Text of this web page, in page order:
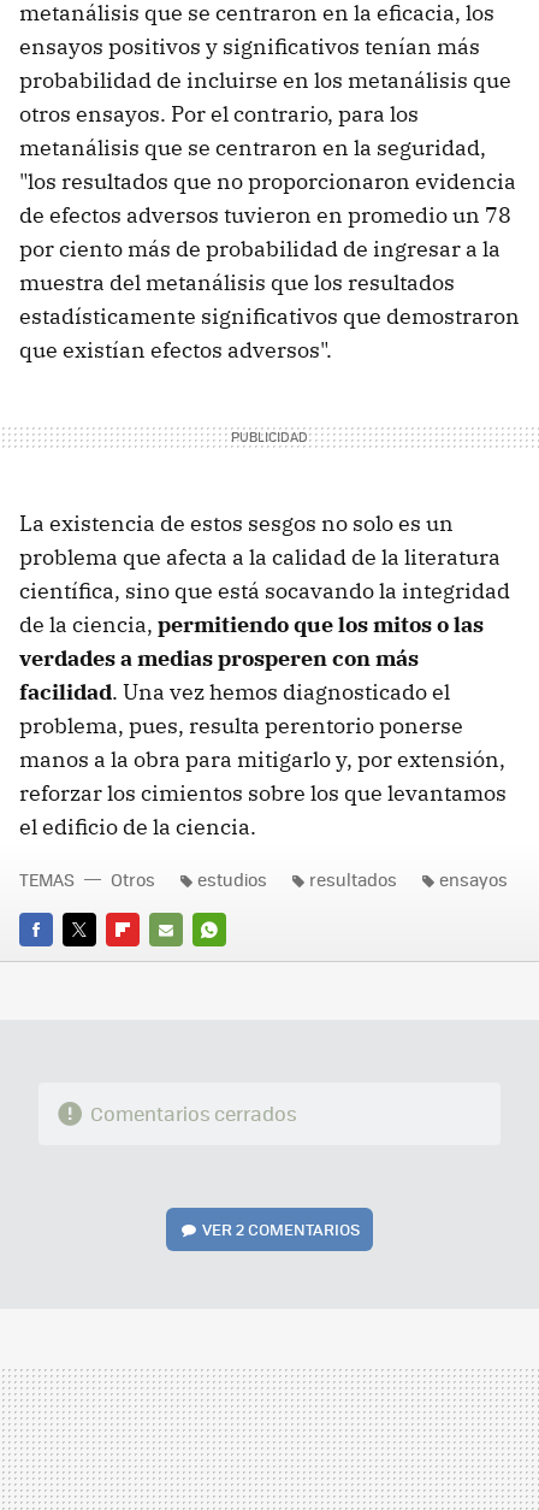
metanálisis que se centraron en la eficacia, los
ensayos positivos y significativos tenían más
probabilidad de incluirse en los metanálisis que
otros ensayos. Por el contrario, para los
metanálisis que se centraron en la seguridad,
"los resultados que no proporcionaron evidencia
de efectos adversos tuvieron en promedio un 78
por ciento más de probabilidad de ingresar a la
muestra del metanálisis que los resultados
estadísticamente significativos que demostraron
que existían efectos adversos".
La existencia de estos sesgos no solo es un
problema que afecta a la calidad de la literatura
científica, sino que está socavando la integridad
de la ciencia, permitiendo que los mitos o las
verdades a medias prosperen con más
facilidad. Una vez hemos diagnosticado el
problema, pues, resulta perentorio ponerse
manos a la obra para mitigarlo y, por extensión,
reforzar los cimientos sobre los que levantamos
el edificio de la ciencia.
FACEBOOK
TWITTERFLIPBOARD
E-
WHATSAPP
TEMAS Otros estudios resultados ensayos
Comentarios cerrados
VER2 COMENTARIOS